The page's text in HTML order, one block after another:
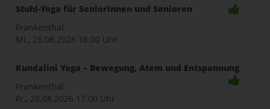
Stuhl-Yoga für Seniorinnen und Senioren
Frankenthal
Mi., 26.08.2026 18:00 Uhr
Kundalini Yoga – Bewegung, Atem und Entspannung
Frankenthal
Fr., 28.08.2026 17:00 Uhr